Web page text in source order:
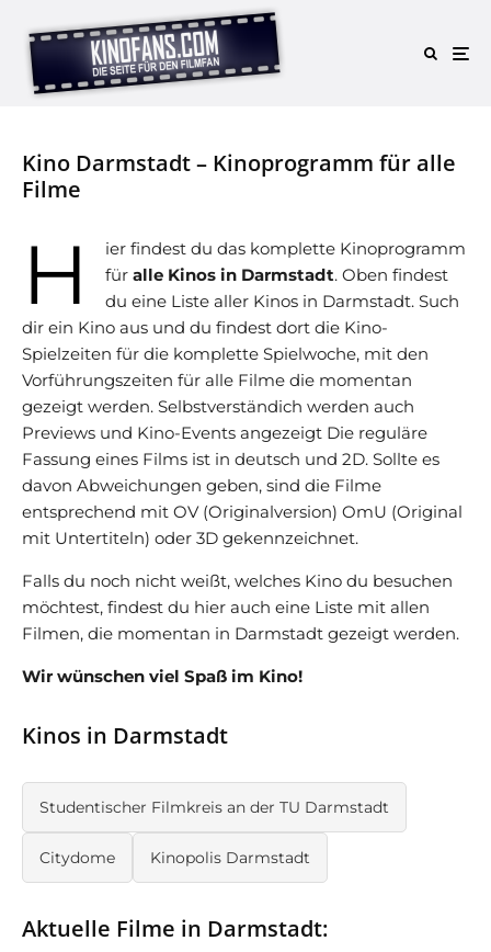
Kino Darmstadt – Kinoprogramm für alle
Filme
H
ier findest du das komplette Kinoprogramm
für alle Kinos in Darmstadt. Oben findest
du eine Liste aller Kinos in Darmstadt. Such
dir ein Kino aus und du findest dort die Kino-
Spielzeiten für die komplette Spielwoche, mit den
Vorführungszeiten für alle Filme die momentan
gezeigt werden. Selbstverständich werden auch
Previews und Kino-Events angezeigt Die reguläre
Fassung eines Films ist in deutsch und 2D. Sollte es
davon Abweichungen geben, sind die Filme
entsprechend mit OV (Originalversion) OmU (Original
mit Untertiteln) oder 3D gekennzeichnet.
Falls du noch nicht weißt, welches Kino du besuchen
möchtest, findest du hier auch eine Liste mit allen
Filmen, die momentan in Darmstadt gezeigt werden.
Wir wünschen viel Spaß im Kino!
Kinos in Darmstadt
Studentischer Filmkreis an der TU Darmstadt
Citydome Kinopolis Darmstadt
Aktuelle Filme in Darmstadt: